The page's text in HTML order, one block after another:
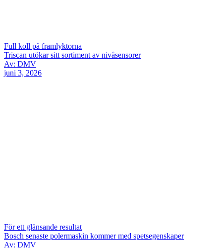
Full koll på framlyktorna
Triscan utökar sitt sortiment av nivåsensorer
Av: DMV
juni 3, 2026
För ett glänsande resultat
Bosch senaste polermaskin kommer med spetsegenskaper
Av: DMV